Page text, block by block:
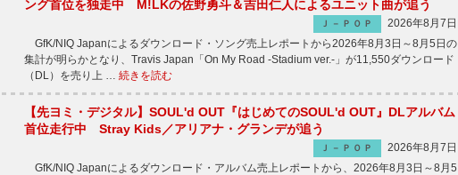
ング首位を独走中 M!LKの佐野勇斗＆吉田仁人によるユニット曲が追う
Ｊ－ＰＯＰ
2026年8月7日
GfK/NIQ Japanによるダウンロード・ソング売上レポートから2026年8月3日～8月5日の
集計が明らかとなり、Travis Japan「On My Road -Stadium ver.-」が11,550ダウンロード
（DL）を売り上 … 続きを読む
【先ヨミ・デジタル】SOUL'd OUT『はじめてのSOUL'd OUT』DLアルバム
首位走行中 Stray Kids／アリアナ・グランデが追う
Ｊ－ＰＯＰ
2026年8月7日
GfK/NIQ Japanによるダウンロード・アルバム売上レポートから、2026年8月3日～8月5